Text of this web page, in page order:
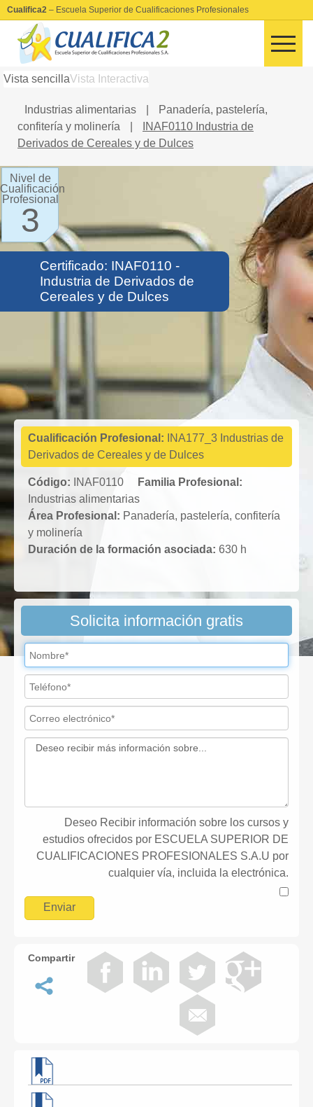
Cualifica2 – Escuela Superior de Cualificaciones Profesionales
Vista sencillaVista Interactiva
Industrias alimentarias
Panadería, pastelería,
confitería y molinería
INAF0110 Industria de
Derivados de Cereales y de Dulces
Nivel de
Cualificación
Profesional
3
Certificado: INAF0110 -
Industria de Derivados de
Cereales y de Dulces
Cualificación Profesional:
INA177_3 Industrias de
Derivados de Cereales y de Dulces
Código: INAF0110
Familia Profesional:
Industrias alimentarias
Área Profesional: Panadería, pastelería, confitería
y molinería
Duración de la formación asociada: 630 h
Solicita información gratis
Deseo Recibir información sobre los cursos y
estudios ofrecidos por ESCUELA SUPERIOR DE
CUALIFICACIONES PROFESIONALES S.A.U por
cualquier vía, incluida la electrónica.
Compartir